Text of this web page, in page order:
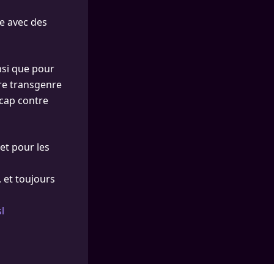
avec des
que pour
transgenre
contre
pour les
et toujours